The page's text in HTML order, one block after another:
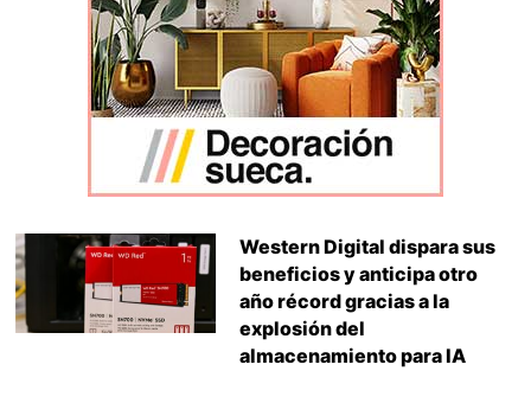
Western Digital dispara sus
beneficios y anticipa otro
año récord gracias a la
explosión del
almacenamiento para IA